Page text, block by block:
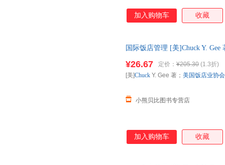
加入购物车 收藏
国际饭店管理 [美]Chuck Y.
¥26.67 定价： ¥205.30 (1.3折)
小熊贝比图书专营店
[美]Chuck Y. Gee 著； 美国饭店业协会
加入购物车 收藏